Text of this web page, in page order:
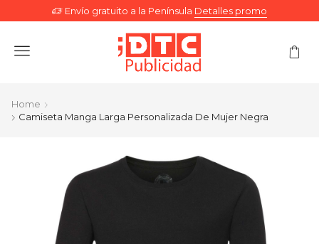
Envío gratuito a la Península Detalles promo
Menu
Home
Camiseta Manga Larga Personalizada De Mujer Negra